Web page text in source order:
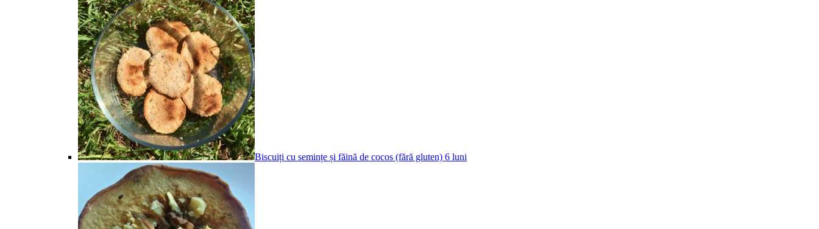
Biscuiți cu semințe și făină de cocos (fără gluten) 6 luni